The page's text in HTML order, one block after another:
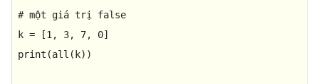
# một giá trị false
k = [1 , 3, 7, 0
print (all (k))